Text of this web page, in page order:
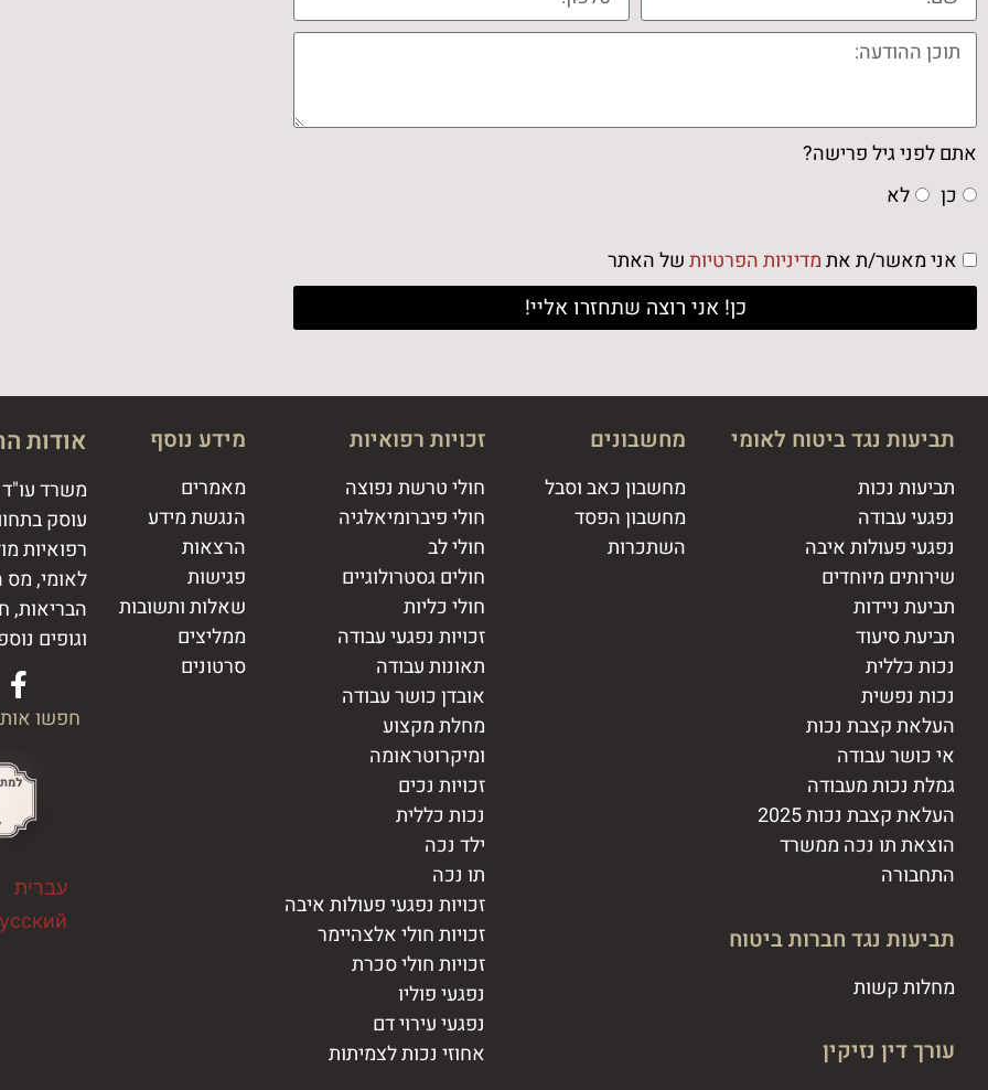
אתם לפני גיל פרישה?
כן
לא
אני מאשר/ת אתמדיניות הפרטיותשל האתר
כן! אני רוצה שתחזרו אליי!
תביעות נגד ביטוח לאומי
תביעות נכות
נפגעי עבודה
נפגעי פעולות איבה
שירותים מיוחדים
תביעת ניידות
תביעת סיעוד
נכות כללית
נכות נפשית
העלאת קצבת נכות
אי כושר עבודה
גמלת נכות מעבודה
העלאת קצבת נכות 2025
הוצאת תו נכה ממשרד
התחבורה
תביעות נגד חברות ביטוח
מחלות קשות
עורך דין נזיקין
מחשבונים
מחשבון כאב וסבל
מחשבון הפסד
השתכרות
זכויות רפואיות
חולי טרשת נפוצה
חולי פיברומיאלגיה
חולי לב
חולים גסטרולוגיים
חולי כליות
זכויות נפגעי עבודה
תאונות עבודה
אובדן כושר עבודה
מחלת מקצוע
ומיקרוטראומה
זכויות נכים
נכות כללית
ילד נכה
תו נכה
זכויות נפגעי פעולות איבה
זכויות חולי אלצהיימר
זכויות חולי סכרת
נפגעי פוליו
נפגעי עירוי דם
אחוזי נכות לצמיתות
מידע נוסף
מאמרים
הנגשת מידע
הרצאות
פגישות
שאלות ותשובות
ממליצים
סרטונים
אודות
משרד עו"ד
עוסק
רפואיות
לאומי,
הבריאות,
וגופים
חפשו
עברית